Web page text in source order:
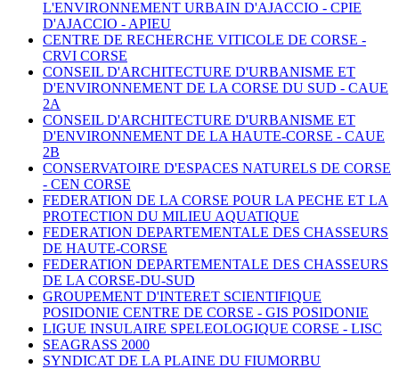
L'ENVIRONNEMENT URBAIN D'AJACCIO - CPIE
D'AJACCIO - APIEU
CENTRE DE RECHERCHE VITICOLE DE CORSE -
CRVI CORSE
CONSEIL D'ARCHITECTURE D'URBANISME ET
D'ENVIRONNEMENT DE LA CORSE DU SUD - CAUE
2A
CONSEIL D'ARCHITECTURE D'URBANISME ET
D'ENVIRONNEMENT DE LA HAUTE-CORSE - CAUE
2B
CONSERVATOIRE D'ESPACES NATURELS DE CORSE
- CEN CORSE
FEDERATION DE LA CORSE POUR LA PECHE ET LA
PROTECTION DU MILIEU AQUATIQUE
FEDERATION DEPARTEMENTALE DES CHASSEURS
DE HAUTE-CORSE
FEDERATION DEPARTEMENTALE DES CHASSEURS
DE LA CORSE-DU-SUD
GROUPEMENT D'INTERET SCIENTIFIQUE
POSIDONIE CENTRE DE CORSE - GIS POSIDONIE
LIGUE INSULAIRE SPELEOLOGIQUE CORSE - LISC
SEAGRASS 2000
SYNDICAT DE LA PLAINE DU FIUMORBU